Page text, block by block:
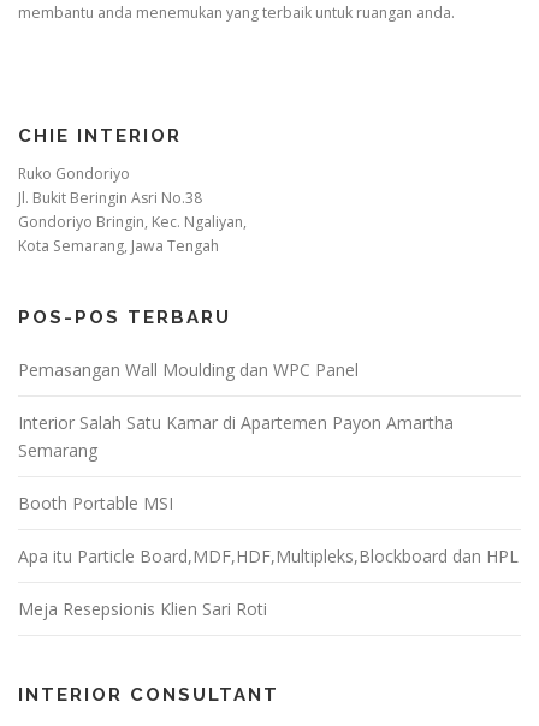
membantu anda menemukan yang terbaik untuk ruangan anda.
CHIE INTERIOR
Ruko Gondoriyo
Jl. Bukit Beringin Asri No.38
Gondoriyo Bringin, Kec. Ngaliyan,
Kota Semarang, Jawa Tengah
POS-POS TERBARU
Pemasangan Wall Moulding dan WPC Panel
Interior Salah Satu Kamar di Apartemen Payon Amartha
Semarang
Booth Portable MSI
Apa itu Particle Board,MDF,HDF,Multipleks,Blockboard dan HPL
Meja Resepsionis Klien Sari Roti
INTERIOR CONSULTANT